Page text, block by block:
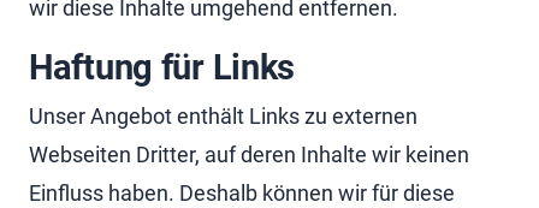
wir diese Inhalte umgehend entfernen.
Haftung für Links
Unser Angebot enthält Links zu externen
Webseiten Dritter, auf deren Inhalte wir keinen
Einfluss haben. Deshalb können wir für diese